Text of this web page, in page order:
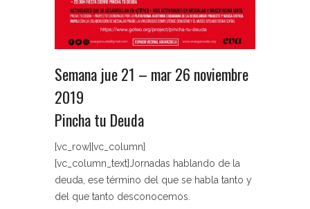
Semana jue 21 – mar 26 noviembre
2019
Pincha tu Deuda
[vc_row][vc_column]
[vc_column_text]Jornadas hablando de la
deuda, ese término del que se habla tanto y
del que tanto desconocemos.